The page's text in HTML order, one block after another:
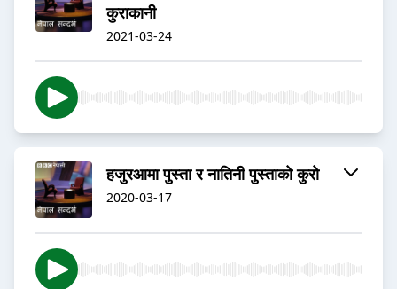
कुराकानी
2021-03-24
हजुरआमा पुस्ता र नातिनी पुस्ताको कुरो
2020-03-17